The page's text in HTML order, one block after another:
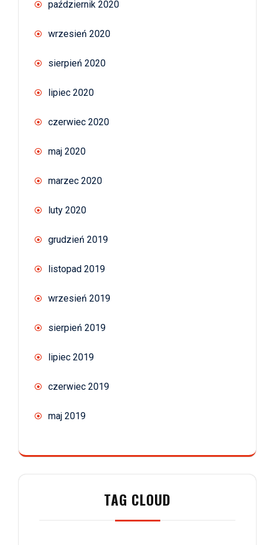
październik 2020
wrzesień 2020
sierpień 2020
lipiec 2020
czerwiec 2020
maj 2020
marzec 2020
luty 2020
grudzień 2019
listopad 2019
wrzesień 2019
sierpień 2019
lipiec 2019
czerwiec 2019
maj 2019
TAG CLOUD